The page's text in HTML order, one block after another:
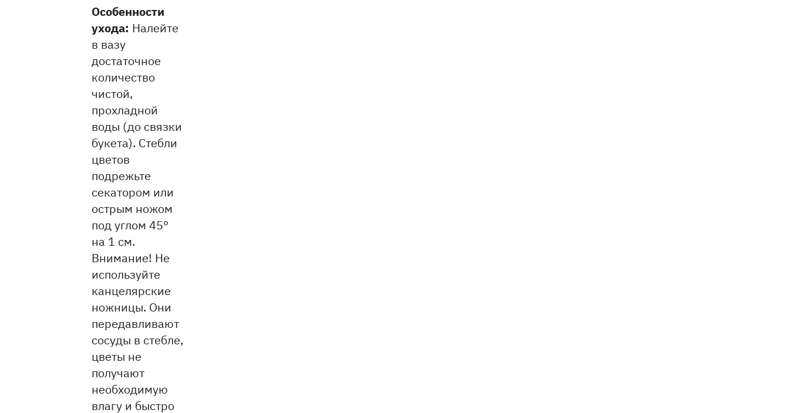
Особенности
ухода: Налейте
в вазу
достаточное
количество
чистой,
прохладной
воды (до связки
букета). Стебли
цветов
подрежьте
секатором или
острым ножом
под углом 45°
на 1 см.
Внимание! Не
используйте
канцелярские
ножницы. Они
передавливают
сосуды в стебле,
цветы не
получают
необходимую
влагу и быстро